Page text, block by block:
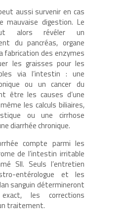
aussi survenir en cas
mauvaise digestion. Le
alors révéler un
du pancréas, organe
fabrication des enzymes
les graisses pour les
via l’intestin : une
ou un cancer du
être les causes d’une
les calculs biliaires,
ou une cirrhose
diarrhée chronique.
compte parmi les
de l’intestin irritable
SII. Seuls l’entretien
entérologue et les
sanguin détermineront
les corrections
traitement.